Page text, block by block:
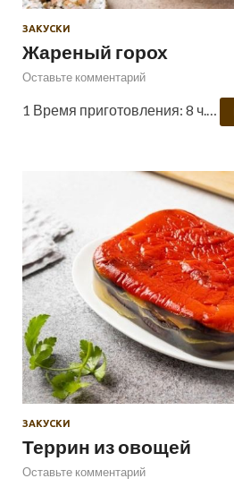
ЗАКУСКИ
Жареный горох
Оставьте комментарий
1 Время приготовления: 8 ч.…
ЗАКУСКИ
Террин из овощей
Оставьте комментарий